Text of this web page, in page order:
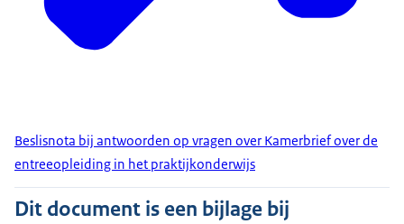
Beslisnota bij antwoorden op vragen over Kamerbrief over de
entreeopleiding in het praktijkonderwijs
Dit document is een bijlage bij